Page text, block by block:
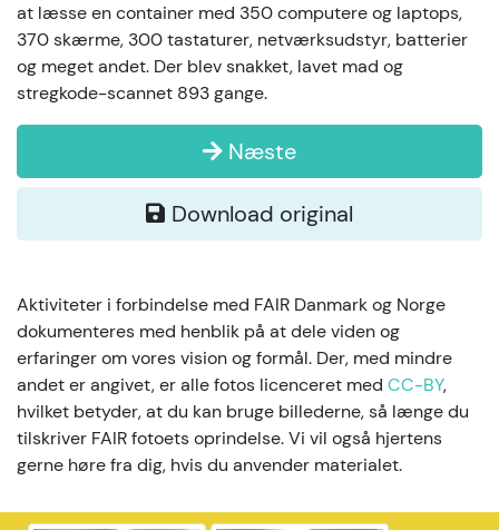
at læsse en container med 350 computere og laptops,
370 skærme, 300 tastaturer, netværksudstyr, batterier
og meget andet. Der blev snakket, lavet mad og
stregkode-scannet 893 gange.
Næste
Download original
Aktiviteter i forbindelse med FAIR Danmark og Norge
dokumenteres med henblik på at dele viden og
erfaringer om vores vision og formål. Der, med mindre
andet er angivet, er alle fotos licenceret med CC-BY,
hvilket betyder, at du kan bruge billederne, så længe du
tilskriver FAIR fotoets oprindelse. Vi vil også hjertens
gerne høre fra dig, hvis du anvender materialet.